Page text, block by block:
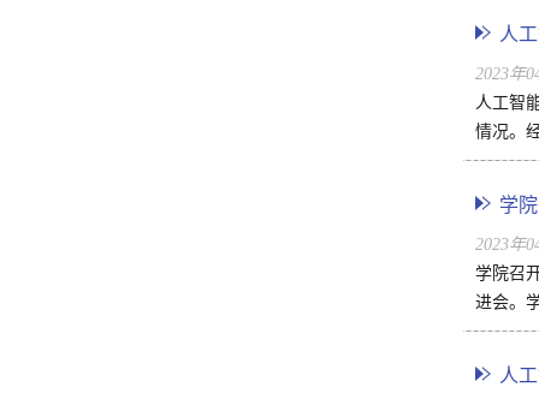
人
2023年
人工智
情况。
学
2023年
学院召
进会。
人